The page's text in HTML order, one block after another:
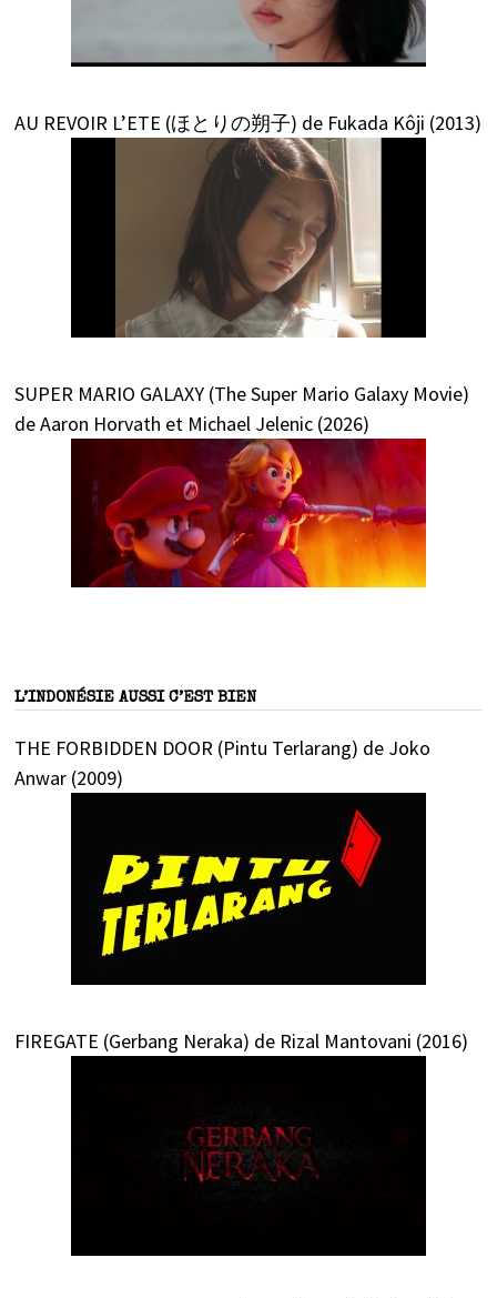
AU REVOIR L’ETE (ほとりの朔子) de Fukada Kôji (2013)
SUPER MARIO GALAXY (The Super Mario Galaxy Movie)
de Aaron Horvath et Michael Jelenic (2026)
L’INDONÉSIE AUSSI C’EST BIEN
THE FORBIDDEN DOOR (Pintu Terlarang) de Joko
Anwar (2009)
FIREGATE (Gerbang Neraka) de Rizal Mantovani (2016)